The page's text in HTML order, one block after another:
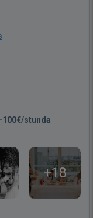
100€/stunda
+18